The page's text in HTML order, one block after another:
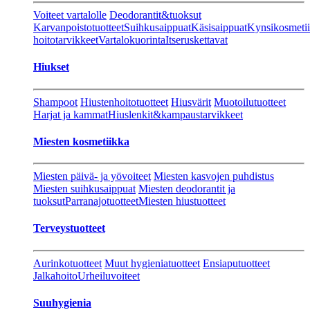
Voiteet vartalolle Deodorantit&tuoksut
KarvanpoistotuotteetSuihkusaippuatKäsisaippuat
hoitotarvikkeetVartalokuorintaItseruskettavat
Hiukset
Shampoot Hiustenhoitotuotteet Hiusvärit Muotoilutuotteet
Harjat ja kammatHiuslenkit&kampaustarvikkeet
Miesten kosmetiikka
Miesten päivä- ja yövoiteet Miesten kasvojen puhdistus
Miesten suihkusaippuat Miesten deodorantit ja
tuoksutParranajotuotteetMiesten hiustuotteet
Terveystuotteet
Aurinkotuotteet Muut hygieniatuotteet Ensiaputuotteet
JalkahoitoUrheiluvoiteet
Suuhygienia